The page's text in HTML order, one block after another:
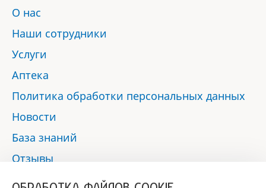
О нас
Наши сотрудники
Услуги
Аптека
Политика обработки персональных данных
Новости
База знаний
Отзывы